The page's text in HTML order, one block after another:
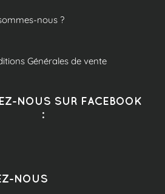
nous ?
Générales de vente
NOUS SUR FACEBOOK
:
NOUS